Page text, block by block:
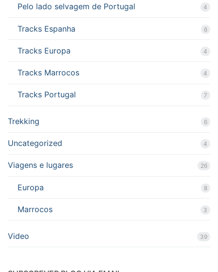
Pelo lado selvagem de Portugal 4
Tracks Espanha 6
Tracks Europa 4
Tracks Marrocos 4
Tracks Portugal 7
Trekking 6
Uncategorized 4
Viagens e lugares 26
Europa 8
Marrocos 3
Video 39